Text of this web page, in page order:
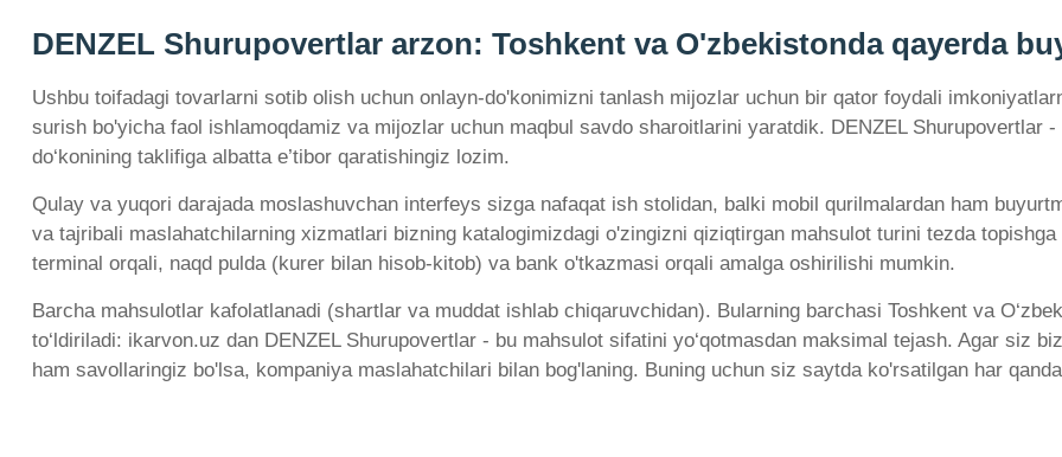
DENZEL Shurupovertlar arzon: Toshkent va O'zbekistonda qayerda
Ushbu toifadagi tovarlarni sotib olish uchun onlayn-do'konimizni tanlash mijozlar uchun bir qator foydali
surish bo'yicha faol ishlamoqdamiz va mijozlar uchun maqbul savdo sharoitlarini yaratdik. DENZEL Shurupovertlar
do‘konining taklifiga albatta e’tibor qaratishingiz lozim.
Qulay va yuqori darajada moslashuvchan interfeys sizga nafaqat ish stolidan, balki mobil qurilmalardan ham
va tajribali maslahatchilarning xizmatlari bizning katalogimizdagi o'zingizni qiziqtirgan mahsulot turini tezda
terminal orqali, naqd pulda (kurer bilan hisob-kitob) va bank o'tkazmasi orqali amalga oshirilishi mumkin.
Barcha mahsulotlar kafolatlanadi (shartlar va muddat ishlab chiqaruvchidan). Bularning barchasi Toshkent va
to‘ldiriladi: ikarvon.uz dan DENZEL Shurupovertlar - bu mahsulot sifatini yo‘qotmasdan maksimal tejash. Agar siz
ham savollaringiz bo'lsa, kompaniya maslahatchilari bilan bog'laning. Buning uchun siz saytda ko'rsatilgan har